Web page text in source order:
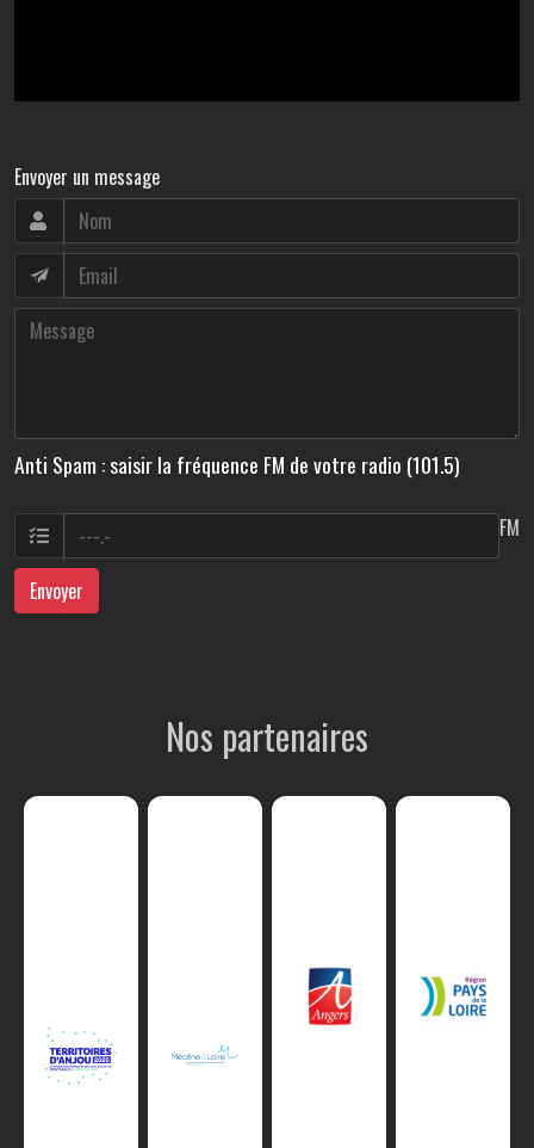
Envoyer un message
Anti Spam : saisir la fréquence FM de votre radio (101.5)
FM
Envoyer
Nos partenaires